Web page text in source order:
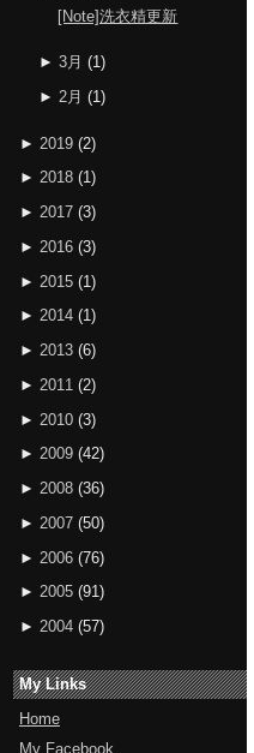
[Note]洗衣精更新
► 3月 (1)
► 2月 (1)
► 2019 (2)
► 2018 (1)
► 2017 (3)
► 2016 (3)
► 2015 (1)
► 2014 (1)
► 2013 (6)
► 2011 (2)
► 2010 (3)
► 2009 (42)
► 2008 (36)
► 2007 (50)
► 2006 (76)
► 2005 (91)
► 2004 (57)
My Links
Home
My Facebook